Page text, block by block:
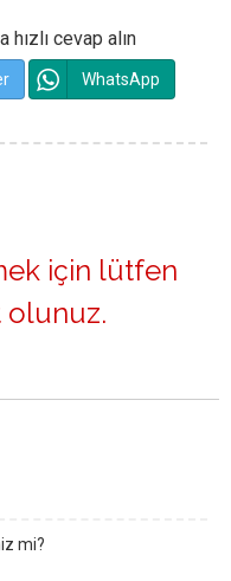
cevap alın
WhatsApp
için lütfen
olunuz.
mi?